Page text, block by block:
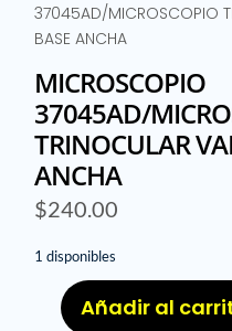
37045AD/MICROSCOPIO
BASE ANCHA
MICROSCOPIO
37045AD/
TRINOCULAR
ANCHA
$240.00
1 disponibles
MICROSCOPIO
Añadir al